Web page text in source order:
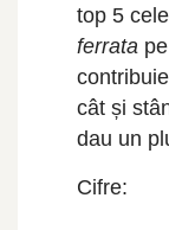
top 5
ferrata
cât și
dau un
Cifre: